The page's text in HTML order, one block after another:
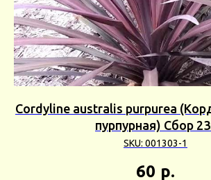
Cordyline australis purpurea
пурпурная) Сбор
SKU: 001303-1
60 р.